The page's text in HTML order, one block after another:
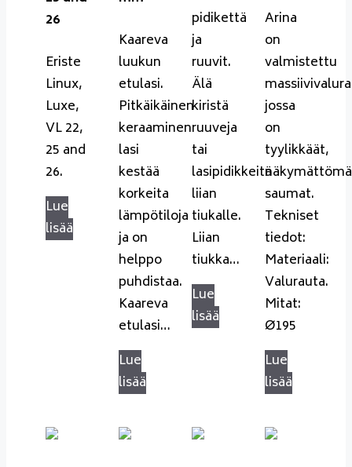
26
Eriste
Linux,
Luxe,
VL 22,
25 and
26.
Lue
lisää
Kaareva
luukun
etulasi.
Pitkäikäinen
keraaminen
lasi
kestää
korkeita
lämpötiloja
ja on
helppo
puhdistaa.
Kaareva
etulasi…
Lue
lisää
pidikettä
ja
ruuvit.
Älä
kiristä
ruuveja
tai
lasipidikkeitä
liian
tiukalle.
Liian
tiukka…
Lue
lisää
Arina
on
valmistettu
jossa
on
tyylikkäät,
saumat.
Tekniset
tiedot:
Materiaali:
Valurauta.
Mitat:
Ø195
Lue
lisää